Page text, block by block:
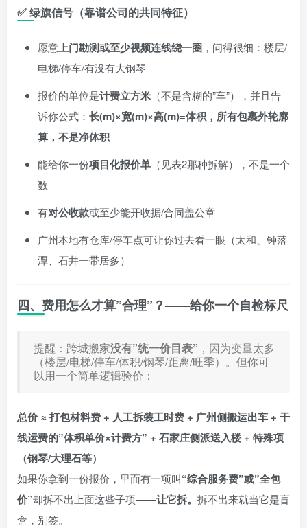
✅ 绿旗信号（靠谱公司的共同特征）
愿意上门勘测或至少视频连线绕一圈 ，问得很细：楼层/
电梯/停车/有没有大钢琴
报价的单位是计费立方米 （不是含糊的”车”），并且告
诉你公式： 长(m)×宽(m)×高(m)=体积，所有包裹外轮廓
算，不是净体积
能给你一份项目化报价单 （见表2那种拆解），不是一个
数
有对公收款或至少能开收据/合同盖公章
广州本地有仓库/停车点可让你过去看一眼（太和、钟落
潭、石井一带居多）
四、费用怎么才算”合理”？——给你一个自检标尺
提醒：跨城搬家没有”统一价目表” ，因为变量太多
（楼层/电梯/停车/体积/钢琴/距离/旺季）。但你可
以用一个简单逻辑验价：
总价 ≈ 打包材料费 + 人工拆装工时费 + 广州侧搬运出车 + 干
线运费的”体积单价×计费方” + 石家庄侧派送入楼 + 特殊项
（钢琴/大理石等）
如果你拿到一份报价，里面有一项叫“综合服务费”或”全包
价”却拆不出上面这些子项——让它拆。 拆不出来就当它是盲
盒，别签。